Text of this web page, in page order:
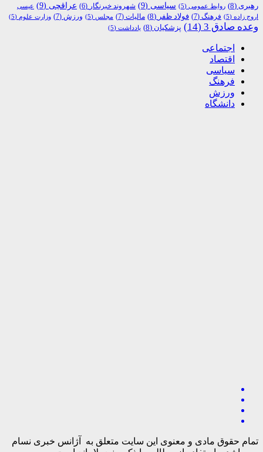
رهبری (8) روابط عمومی (5) سیاسی (9) شهروند خبرنگار (6) عراقچی (9)
عیسی
اروج زاده (5) فرهنگ (7) فولاد ظفر (8) مالیات (7) مجلس (5) ورزش (7) وزارت علوم (5)
وعده صادق 3 (14) پزشکیان (8) یادداشت (5)
اجتماعی
اقتصاد
سیاسی
فرهنگ
ورزش
دانشگاه
تمام حقوق مادی و معنوی این سایت متعلق به آژانس خبری نسام